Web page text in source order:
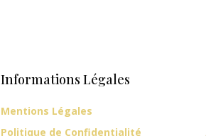
Informations Légales
Mentions Légales
Politique de Confidentialité